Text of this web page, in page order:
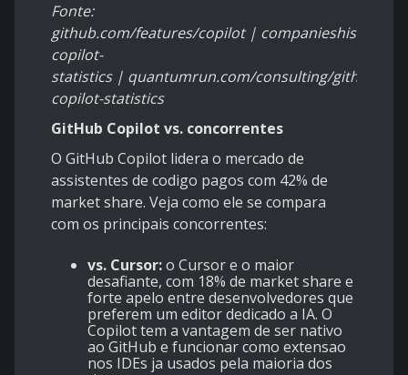
Fonte:
github.com/features/copilot |
copilot-
statistics | quantumrun.com/consulting/github-
copilot-statistics
GitHub Copilot vs. concorrentes
O GitHub Copilot lidera o mercado de
assistentes de codigo pagos com 42% de
market share. Veja como ele se compara
com os principais concorrentes:
vs. Cursor:o Cursor e o maior
desafiante, com 18% de market share e
forte apelo entre desenvolvedores que
preferem um editor dedicado a IA. O
Copilot tem a vantagem de ser nativo
ao GitHub e funcionar como extensao
nos IDEs ja usados pela maioria dos